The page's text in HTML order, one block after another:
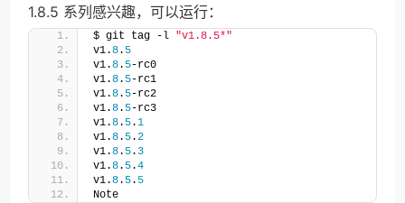
1.8.5 系列感兴趣，可以运行：
$ git tag -l "v1.8.5*"
v1.8. 5
v1.8. 5-rc0
v1.8. 5-rc1
v1.8. 5-rc2
v1.8. 5-rc3
v1.8. 5.1
v1.8. 5.2
v1.8. 5. 3
v1.8. 5.4
v1.8. 5. 5
Note